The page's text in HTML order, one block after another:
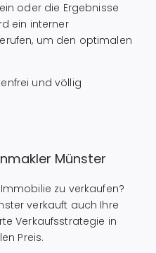
oder die Ergebnisse
ein interner
um den optimalen
und völlig
Münster
zu verkaufen?
verkauft auch Ihre
Verkaufsstrategie in
Preis.